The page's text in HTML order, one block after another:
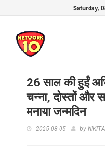
Saturday,
26 साल की हुईं
चन्ना, दोस्तों और
मनाया जन्मदिन
2025-08-05 by